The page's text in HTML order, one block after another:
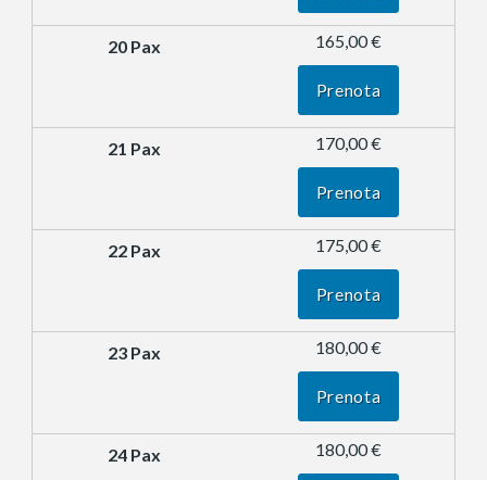
165,00 €
Prenota
170,00 €
Prenota
175,00 €
Prenota
180,00 €
Prenota
180,00 €